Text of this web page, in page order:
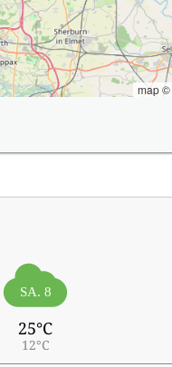
map ©
SA. 8
25°C
12°C